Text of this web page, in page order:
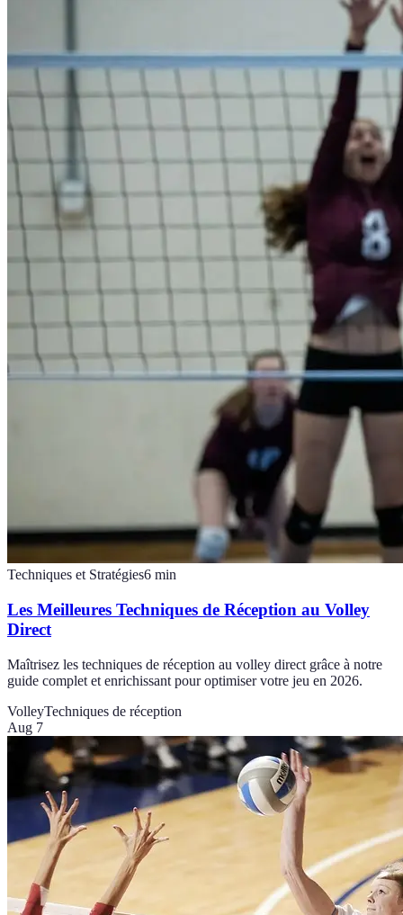
Techniques et Stratégies6 min
Les Meilleures Techniques de Réception au Volley
Direct
Maîtrisez les techniques de réception au volley direct grâce à notre
guide complet et enrichissant pour optimiser votre jeu en 2026.
VolleyTechniques de réception
Aug 7